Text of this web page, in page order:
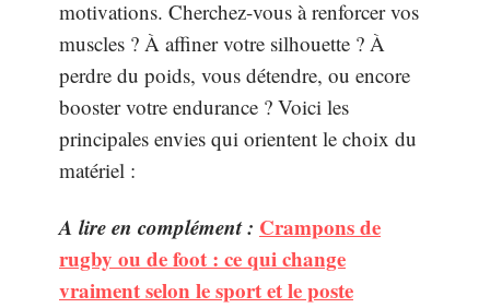
motivations. Cherchez-vous à renforcer vos
muscles ? À affiner votre silhouette ? À
perdre du poids, vous détendre, ou encore
booster votre endurance ? Voici les
principales envies qui orientent le choix du
matériel :
A lire en complément : Crampons de
rugby ou de foot : ce qui change
vraiment selon le sport et le poste